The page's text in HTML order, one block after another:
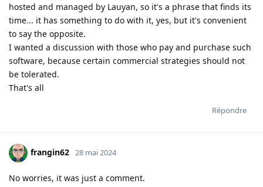
hosted and managed by Lauyan, so it's a phrase that finds its
time... it has something to do with it, yes, but it's convenient
to say the opposite.
I wanted a discussion with those who pay and purchase such
software, because certain commercial strategies should not
be tolerated.
That's all
Répondre
frangin62 28 mai 2024
No worries, it was just a comment.